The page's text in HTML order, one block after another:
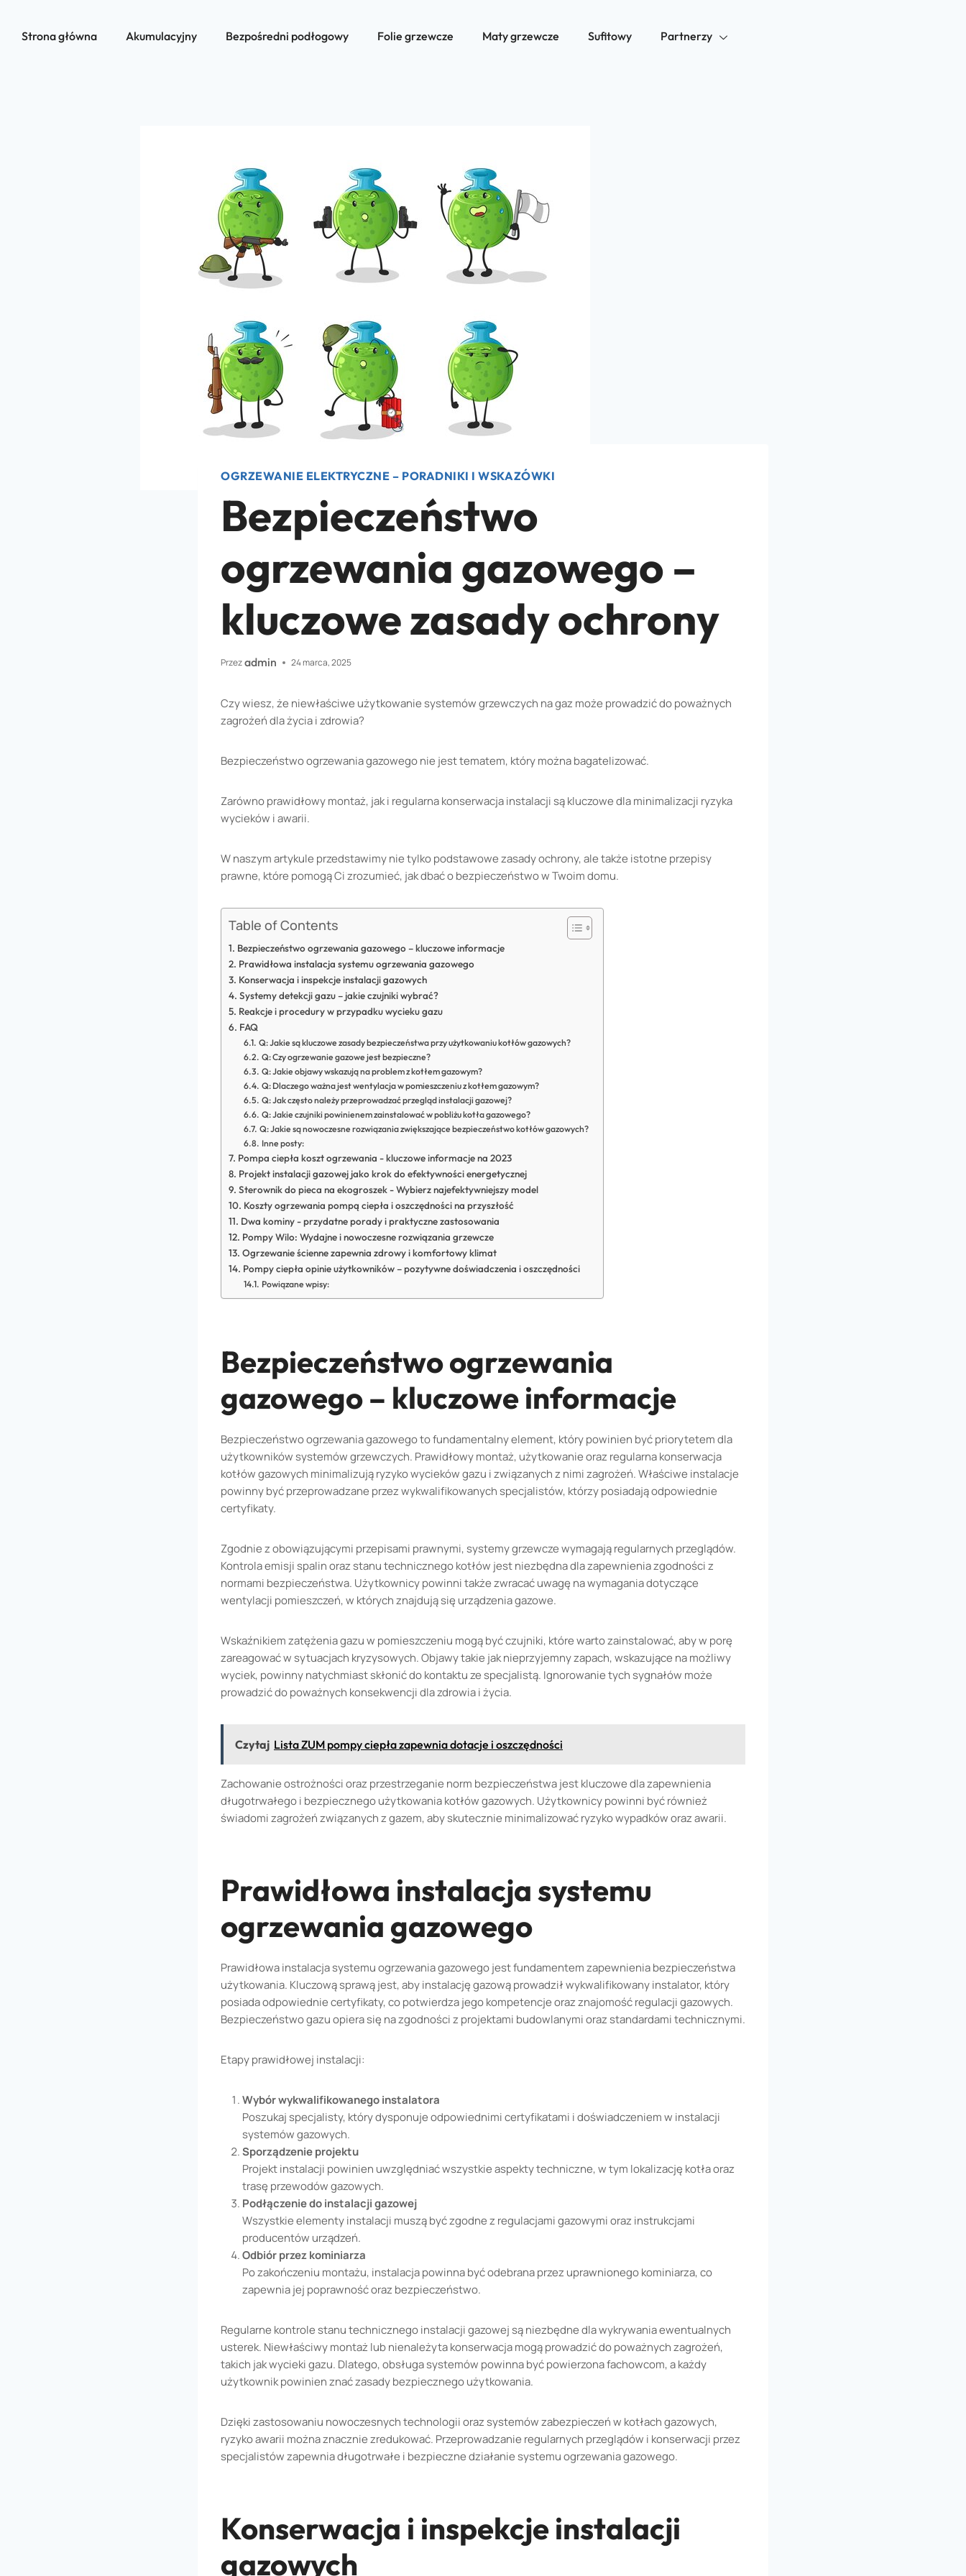
Strona główna Akumulacyjny Bezpośredni podłogowy Folie grzewcze Maty grzewcze Sufitowy Partnerzy
OGRZEWANIE ELEKTRYCZNE – PORADNIKI I WSKAZÓWKI
Bezpieczeństwo
ogrzewania gazowego –
kluczowe zasady ochrony
Przezadmin 24 marca, 2025
Czy wiesz, że niewłaściwe użytkowanie systemów grzewczych na gaz może prowadzić do poważnych
zagrożeń dla życia i zdrowia?
Bezpieczeństwo ogrzewania gazowego nie jest tematem, który można bagatelizować.
Zarówno prawidłowy montaż, jak i regularna konserwacja instalacji są kluczowe dla minimalizacji ryzyka
wycieków i awarii.
W naszym artykule przedstawimy nie tylko podstawowe zasady ochrony, ale także istotne przepisy
prawne, które pomogą Ci zrozumieć, jak dbać o bezpieczeństwo w Twoim domu.
Table of Contents
Bezpieczeństwo ogrzewania gazowego – kluczowe informacje
Prawidłowa instalacja systemu ogrzewania gazowego
Konserwacja i inspekcje instalacji gazowych
Systemy detekcji gazu – jakie czujniki wybrać?
Reakcje i procedury w przypadku wycieku gazu
FAQ
Q: Jakie są kluczowe zasady bezpieczeństwa przy użytkowaniu kotłów gazowych?
Q: Czy ogrzewanie gazowe jest bezpieczne?
Q: Jakie objawy wskazują na problem z kotłem gazowym?
Q: Dlaczego ważna jest wentylacja w pomieszczeniu z kotłem gazowym?
Q: Jak często należy przeprowadzać przegląd instalacji gazowej?
Q: Jakie czujniki powinienem zainstalować w pobliżu kotła gazowego?
Q: Jakie są nowoczesne rozwiązania zwiększające bezpieczeństwo kotłów gazowych?
Inne posty:
Pompa ciepła koszt ogrzewania - kluczowe informacje na 2023
Projekt instalacji gazowej jako krok do efektywności energetycznej
Sterownik do pieca na ekogroszek - Wybierz najefektywniejszy model
Koszty ogrzewania pompą ciepła i oszczędności na przyszłość
Dwa kominy - przydatne porady i praktyczne zastosowania
Pompy Wilo: Wydajne i nowoczesne rozwiązania grzewcze
Ogrzewanie ścienne zapewnia zdrowy i komfortowy klimat
Pompy ciepła opinie użytkowników – pozytywne doświadczenia i oszczędności
Powiązane wpisy:
Bezpieczeństwo ogrzewania
gazowego – kluczowe informacje
Bezpieczeństwo ogrzewania gazowego to fundamentalny element, który powinien być priorytetem dla
użytkowników systemów grzewczych. Prawidłowy montaż, użytkowanie oraz regularna konserwacja
kotłów gazowych minimalizują ryzyko wycieków gazu i związanych z nimi zagrożeń. Właściwe instalacje
powinny być przeprowadzane przez wykwalifikowanych specjalistów, którzy posiadają odpowiednie
certyfikaty.
Zgodnie z obowiązującymi przepisami prawnymi, systemy grzewcze wymagają regularnych przeglądów.
Kontrola emisji spalin oraz stanu technicznego kotłów jest niezbędna dla zapewnienia zgodności z
normami bezpieczeństwa. Użytkownicy powinni także zwracać uwagę na wymagania dotyczące
wentylacji pomieszczeń, w których znajdują się urządzenia gazowe.
Wskaźnikiem zatężenia gazu w pomieszczeniu mogą być czujniki, które warto zainstalować, aby w porę
zareagować w sytuacjach kryzysowych. Objawy takie jak nieprzyjemny zapach, wskazujące na możliwy
wyciek, powinny natychmiast skłonić do kontaktu ze specjalistą. Ignorowanie tych sygnałów może
prowadzić do poważnych konsekwencji dla zdrowia i życia.
Czytaj Lista ZUM pompy ciepła zapewnia dotacje i oszczędności
Zachowanie ostrożności oraz przestrzeganie norm bezpieczeństwa jest kluczowe dla zapewnienia
długotrwałego i bezpiecznego użytkowania kotłów gazowych. Użytkownicy powinni być również
świadomi zagrożeń związanych z gazem, aby skutecznie minimalizować ryzyko wypadków oraz awarii.
Prawidłowa instalacja systemu
ogrzewania gazowego
Prawidłowa instalacja systemu ogrzewania gazowego jest fundamentem zapewnienia bezpieczeństwa
użytkowania. Kluczową sprawą jest, aby instalację gazową prowadził wykwalifikowany instalator, który
posiada odpowiednie certyfikaty, co potwierdza jego kompetencje oraz znajomość regulacji gazowych.
Bezpieczeństwo gazu opiera się na zgodności z projektami budowlanymi oraz standardami technicznymi.
Etapy prawidłowej instalacji:
Wybór wykwalifikowanego instalatora
Poszukaj specjalisty, który dysponuje odpowiednimi certyfikatami i doświadczeniem w instalacji
systemów gazowych.
Sporządzenie projektu
Projekt instalacji powinien uwzględniać wszystkie aspekty techniczne, w tym lokalizację kotła oraz
trasę przewodów gazowych.
Podłączenie do instalacji gazowej
Wszystkie elementy instalacji muszą być zgodne z regulacjami gazowymi oraz instrukcjami
producentów urządzeń.
Odbiór przez kominiarza
Po zakończeniu montażu, instalacja powinna być odebrana przez uprawnionego kominiarza, co
zapewnia jej poprawność oraz bezpieczeństwo.
Regularne kontrole stanu technicznego instalacji gazowej są niezbędne dla wykrywania ewentualnych
usterek. Niewłaściwy montaż lub nienależyta konserwacja mogą prowadzić do poważnych zagrożeń,
takich jak wycieki gazu. Dlatego, obsługa systemów powinna być powierzona fachowcom, a każdy
użytkownik powinien znać zasady bezpiecznego użytkowania.
Dzięki zastosowaniu nowoczesnych technologii oraz systemów zabezpieczeń w kotłach gazowych,
ryzyko awarii można znacznie zredukować. Przeprowadzanie regularnych przeglądów i konserwacji przez
specjalistów zapewnia długotrwałe i bezpieczne działanie systemu ogrzewania gazowego.
Konserwacja i inspekcje instalacji
gazowych